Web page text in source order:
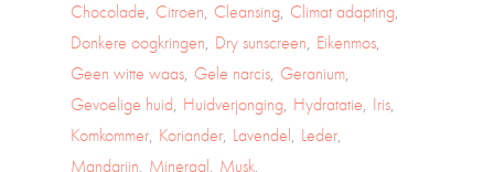
Chocolade Citroen Cleansing Climat adapting
Donkere oogkringen Dry sunscreen Eikenmos
Geen witte waas Gele narcis Geranium
Gevoelige huid Huidverjonging Hydratatie Iris
Komkommer Koriander Lavendel Leder
Mandarijn Mineraal Musk